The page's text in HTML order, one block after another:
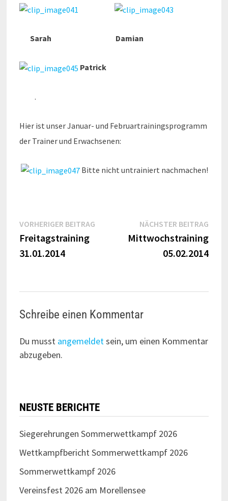
Sarah Damian
Patrick
.
Hier ist unser Januar- und Februartrainingsprogramm
der Trainer und Erwachsenen:
Bitte nicht untrainiert nachmachen!
Beitragsnavigation
VORHERIGER BEITRAGVorheriger
Freitagstraining
31.01.2014
NÄCHSTER BEITRAG
Mittwochstraining
05.02.2014
Schreibe einen Kommentar
Du musst angemeldetsein, um einen Kommentar
abzugeben.
NEUSTE BERICHTE
Siegerehrungen Sommerwettkampf 2026
Wettkampfbericht Sommerwettkampf 2026
Sommerwettkampf 2026
Vereinsfest 2026 am Morellensee